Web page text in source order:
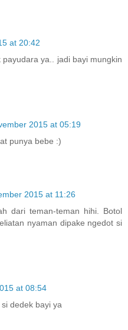
at 20:42
ya.. jadi bayi mungkin
2015 at 05:19
punya bebe :)
2015 at 11:26
dari teman-teman hihi. Botol
nyaman dipake ngedot si
at 08:54
dedek bayi ya